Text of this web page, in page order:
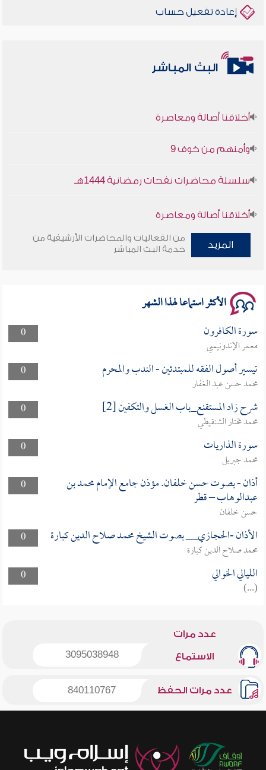
إعادة تفعيل حساب
البث المباشر
أخلاقنا أصالة ومعاصرة
وأمنهم من خوف 9
سلسلة محاضرات نفحات رمضانية 1444هـ
أخلاقنا أصالة ومعاصرة
وأمنهم من خوف 9
المزيد
من الفعاليات والمحاضرات الأرشيفية من
خدمة البث المباشر
الأكثر استماعا لهذا الشهر
0 سورة الكافرون
معمر الإندونيسي
0
تيسير أصول الفقه للمبتدئين - الندب والمحرم
محمد حسن عبد الغفار
0
شرح زاد المستقنع_باب الغسل والتكفين [2]
محمد مختار الشنقيطي
0
سورة الذاريات
محمد جبريل
0
أذان - بصوت حسن خلفان. مؤذن جامع الإمام محمد بن
عبدالوهاب – قطر
حسن خلفان
0
الأذان -الحجازي__ بصوت الشيخ محمد صلاح الدين كبارة
محمد صلاح الدين كبارة
0
الليالي الخوالي
(...)
عدد مرات
الاستماع 3095038948
عدد مرات الحفظ 840110767